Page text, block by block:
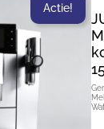
Actie!